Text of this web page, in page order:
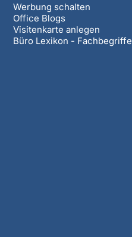
Werbung schalten
Office Blogs
Visitenkarte anlegen
Büro Lexikon - Fachbegriffe